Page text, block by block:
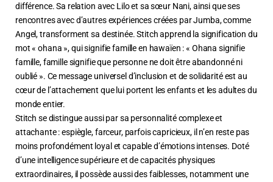
différence. Sa relation avec Lilo et sa sœur Nani, ainsi que ses
rencontres avec d’autres expériences créées par Jumba, comme
Angel, transforment sa destinée. Stitch apprend la signification du
mot « ohana », qui signifie famille en hawaïen : « Ohana signifie
famille, famille signifie que personne ne doit être abandonné ni
oublié ». Ce message universel d’inclusion et de solidarité est au
cœur de l’attachement que lui portent les enfants et les adultes du
monde entier.
Stitch se distingue aussi par sa personnalité complexe et
attachante : espiègle, farceur, parfois capricieux, il n’en reste pas
moins profondément loyal et capable d’émotions intenses. Doté
d’une intelligence supérieure et de capacités physiques
extraordinaires, il possède aussi des faiblesses, notamment une